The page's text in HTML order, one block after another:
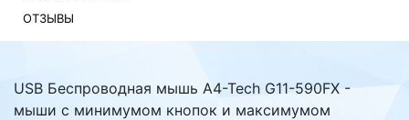
ОТЗЫВЫ
USB Беспроводная мышь A4-Tech G11-590FX -
мыши с минимумом кнопок и максимумом